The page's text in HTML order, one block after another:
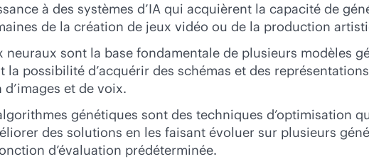
à des systèmes d’IA qui acquièrent la capacité de
de la création de jeux vidéo ou de la production
neuraux sont la base fondamentale de plusieurs modèles
possibilité d’acquérir des schémas et des
et de voix.
génétiques sont des techniques d’optimisation
des solutions en les faisant évoluer sur plusieurs
d’évaluation prédéterminée.